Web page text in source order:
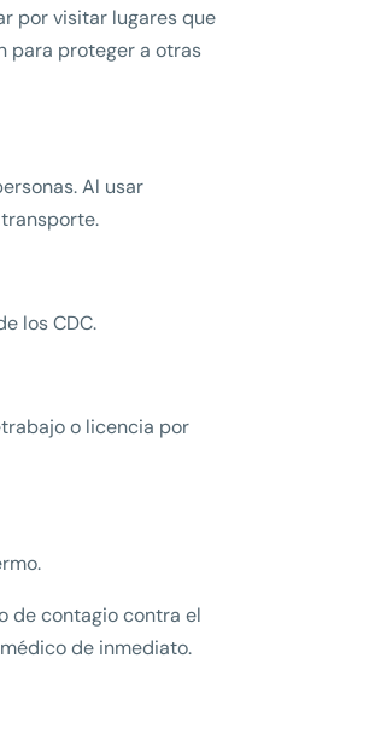
por visitar lugares que
para proteger a otras
Al usar
los CDC.
o licencia por
de contagio contra el
de inmediato.